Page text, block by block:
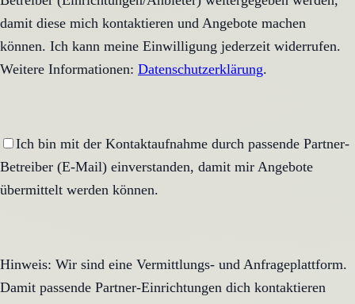
damit diese mich kontaktieren und Angebote machen
können. Ich kann meine Einwilligung jederzeit widerrufen.
Weitere Informationen: Datenschutzerklärung.
Ich bin mit der Kontaktaufnahme durch passende Partner-
Betreiber (E-Mail) einverstanden, damit mir Angebote
übermittelt werden können.
Hinweis: Wir sind eine Vermittlungs- und Anfrageplattform.
Damit passende Partner-Einrichtungen dich kontaktieren